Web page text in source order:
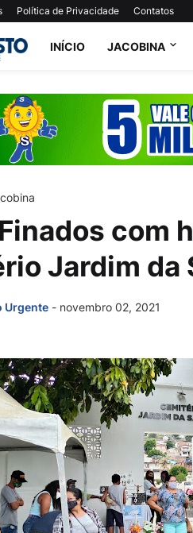
Política de Privacidade Contatos
INÍCIO JACOBINA
com
Jardim da
Urgente - novembro 02, 2021